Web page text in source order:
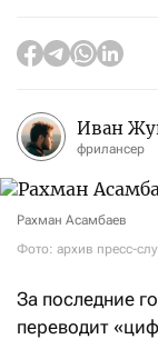
Иван
фрилансер
Рахман Асамбаев
Фото: архив пресс-
За последние
переводит